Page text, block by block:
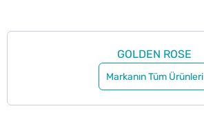
GOLDEN ROSE
Markanın Tüm Ürünleri